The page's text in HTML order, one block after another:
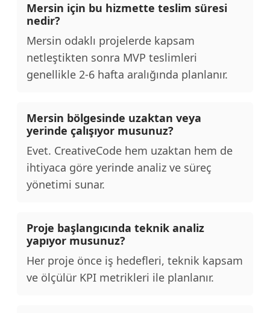
Mersin için bu hizmette teslim süresi
nedir?
Mersin odaklı projelerde kapsam
netleştikten sonra MVP teslimleri
genellikle 2-6 hafta aralığında planlanır.
Mersin bölgesinde uzaktan veya
yerinde çalışıyor musunuz?
Evet. CreativeCode hem uzaktan hem de
ihtiyaca göre yerinde analiz ve süreç
yönetimi sunar.
Proje başlangıcında teknik analiz
yapıyor musunuz?
Her proje önce iş hedefleri, teknik kapsam
ve ölçülür KPI metrikleri ile planlanır.